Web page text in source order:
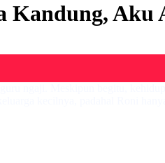
Kandung, Aku